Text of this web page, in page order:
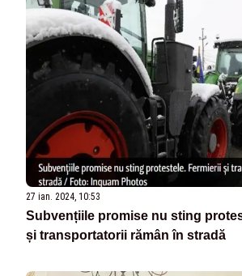
27 ian. 2024, 10:53
Subvențiile promise nu sting
și transportatorii rămân în stradă